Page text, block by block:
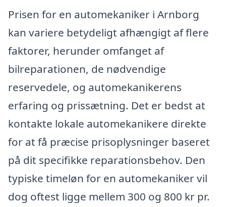
Prisen for en automekaniker i Arnborg
kan variere betydeligt afhængigt af flere
faktorer, herunder omfanget af
bilreparationen, de nødvendige
reservedele, og automekanikerens
erfaring og prissætning. Det er bedst at
kontakte lokale automekanikere direkte
for at få præcise prisoplysninger baseret
på dit specifikke reparationsbehov. Den
typiske timeløn for en automekaniker vil
dog oftest ligge mellem 300 og 800 kr pr.